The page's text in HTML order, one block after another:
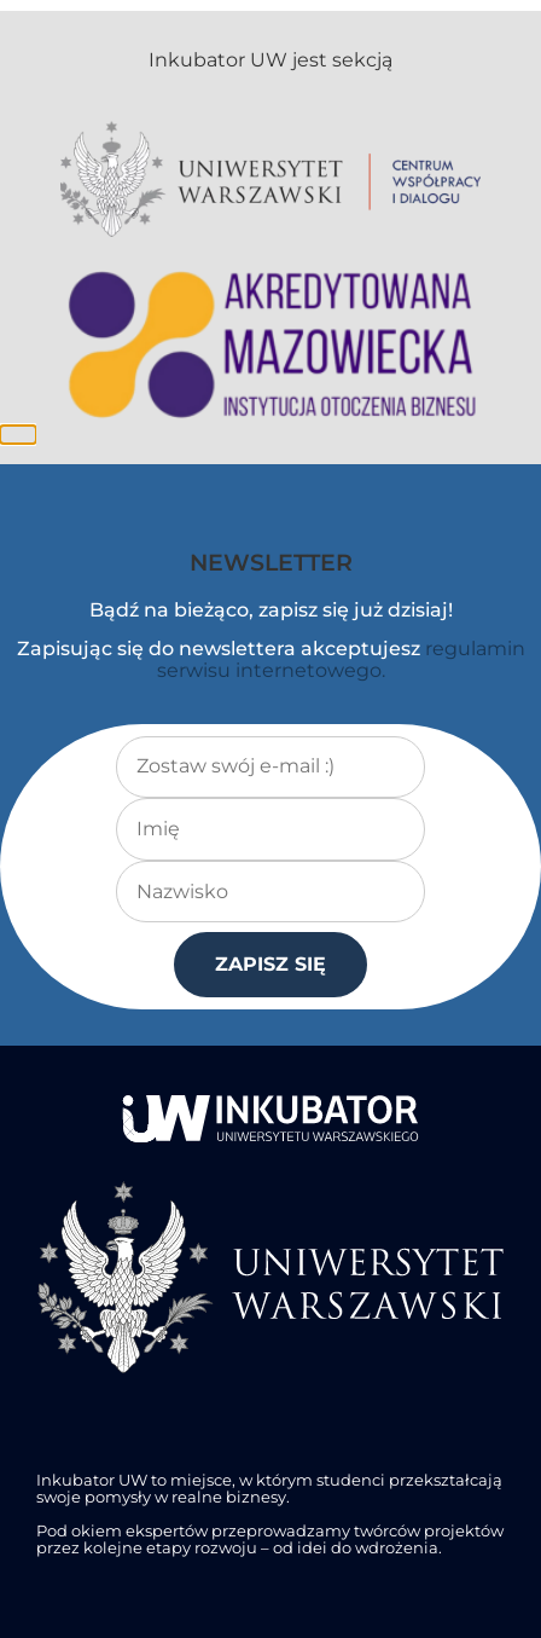
NEWSLETTER
Bądź na bieżąco, zapisz się już dzisiaj!
Zapisując się do newslettera akceptujesz regulamin
serwisu internetowego.
Adres e-mail*
Imię
Nazwisko
ZAPISZ SIĘ
Inkubator UW to miejsce, w którym studenci przekształcają
swoje pomysły w realne biznesy.
Pod okiem ekspertów przeprowadzamy twórców projektów
przez kolejne etapy rozwoju – od idei do wdrożenia.